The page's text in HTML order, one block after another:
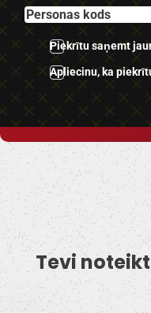
-Priekšējie
-Miglas lukturi.
Piekrītu saņemt
Apliecinu, ka
Tevi